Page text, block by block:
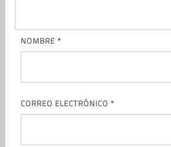
NOMBRE *
CORREO ELECTRÓNICO *